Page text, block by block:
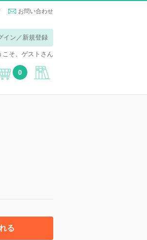
お問い合わせ
イン／新規登録
こそ、ゲストさん
0
る